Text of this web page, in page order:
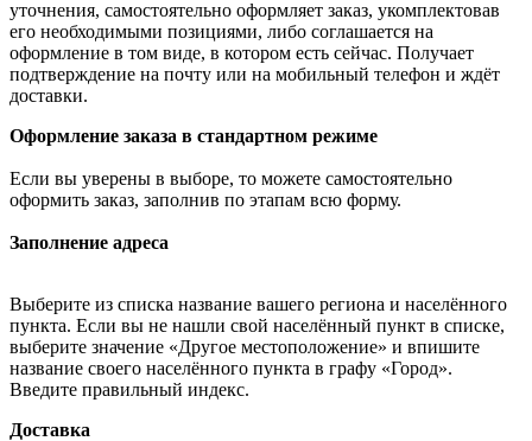
уточнения, самостоятельно оформляет заказ, укомплектовав
его необходимыми позициями, либо соглашается на
оформление в том виде, в котором есть сейчас. Получает
подтверждение на почту или на мобильный телефон и ждёт
доставки.
Оформление заказа в стандартном режиме
Если вы уверены в выборе, то можете самостоятельно
оформить заказ, заполнив по этапам всю форму.
Заполнение адреса
Выберите из списка название вашего региона и населённого
пункта. Если вы не нашли свой населённый пункт в списке,
выберите значение «Другое местоположение» и впишите
название своего населённого пункта в графу «Город».
Введите правильный индекс.
Доставка